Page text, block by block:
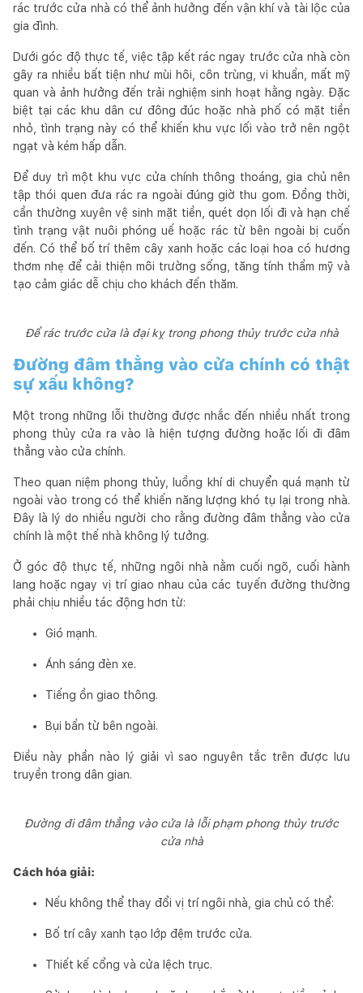
rác trước cửa nhà có thể ảnh hưởng đến vận khí và tài lộc của
gia đình.
Dưới góc độ thực tế, việc tập kết rác ngay trước cửa nhà còn
gây ra nhiều bất tiện như mùi hôi, côn trùng, vi khuẩn, mất mỹ
quan và ảnh hưởng đến trải nghiệm sinh hoạt hằng ngày. Đặc
biệt tại các khu dân cư đông đúc hoặc nhà phố có mặt tiền
nhỏ, tình trạng này có thể khiến khu vực lối vào trở nên ngột
ngạt và kém hấp dẫn.
Để duy trì một khu vực cửa chính thông thoáng, gia chủ nên
tập thói quen đưa rác ra ngoài đúng giờ thu gom. Đồng thời,
cần thường xuyên vệ sinh mặt tiền, quét dọn lối đi và hạn chế
tình trạng vật nuôi phóng uế hoặc rác từ bên ngoài bị cuốn
đến. Có thể bố trí thêm cây xanh hoặc các loại hoa có hương
thơm nhẹ để cải thiện môi trường sống, tăng tính thẩm mỹ và
tạo cảm giác dễ chịu cho khách đến thăm.
Để rác trước cửa là đại kỵ trong phong thủy trước cửa nhà
Đường đâm thẳng vào cửa chính có thật
sự xấu không?
Một trong những lỗi thường được nhắc đến nhiều nhất trong
phong thủy cửa ra vào là hiện tượng đường hoặc lối đi đâm
thẳng vào cửa chính.
Theo quan niệm phong thủy, luồng khí di chuyển quá mạnh từ
ngoài vào trong có thể khiến năng lượng khó tụ lại trong nhà.
Đây là lý do nhiều người cho rằng đường đâm thẳng vào cửa
chính là một thế nhà không lý tưởng.
Ở góc độ thực tế, những ngôi nhà nằm cuối ngõ, cuối hành
lang hoặc ngay vị trí giao nhau của các tuyến đường thường
phải chịu nhiều tác động hơn từ:
Gió mạnh.
Ánh sáng đèn xe.
Tiếng ồn giao thông.
Bụi bẩn từ bên ngoài.
Điều này phần nào lý giải vì sao nguyên tắc trên được lưu
truyền trong dân gian.
Đường đi đâm thẳng vào cửa là lỗi phạm phong thủy trước
cửa nhà
Cách hóa giải:
Nếu không thể thay đổi vị trí ngôi nhà, gia chủ có thể:
Bố trí cây xanh tạo lớp đệm trước cửa.
Thiết kế cổng và cửa lệch trục.